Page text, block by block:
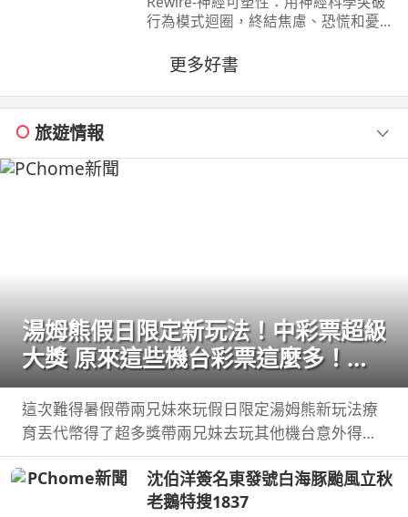
行為模式迴圈，終結焦慮、恐慌和憂
維諾拉（Nicole Vignola） 出版社：麥
田 出版日期：2024-05-30 00:00:00 ＜
內容簡介＞ 無法
更多好書
旅遊情報
湯姆熊假日限定新玩法！中彩票超級
大獎 原來這些機台彩票這麼多！
【Bobo TV】
這次難得暑假帶兩兄妹來玩假日限定湯姆熊新玩法療
育丟代幣得了超多獎帶兩兄妹去玩其他機台意外得到
超多彩票！ 我們的蹦蹦 ...
沈伯洋簽名東發號白海豚颱風立秋
老鵝特搜1837